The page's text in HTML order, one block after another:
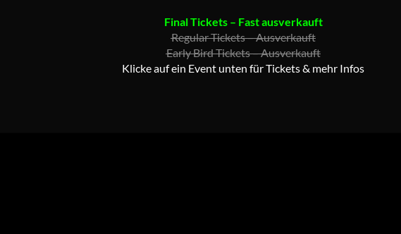
Final Tickets – Fast ausverkauft
Regular Tickets – Ausverkauft
Early Bird Tickets – Ausverkauft
Klicke auf ein Event unten für Tickets & mehr Infos